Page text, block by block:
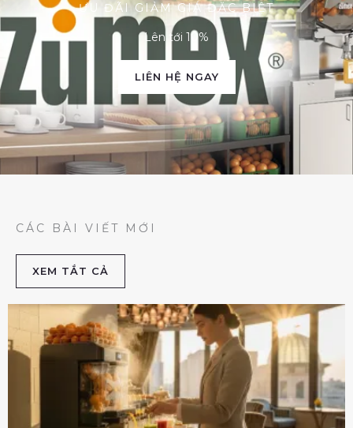
ƯU ĐÃI GIẢM GIÁ ĐẶC BIỆT
Lên tới 10%
LIÊN HỆ NGAY
CÁC BÀI VIẾT MỚI
XEM TẮT CẢ